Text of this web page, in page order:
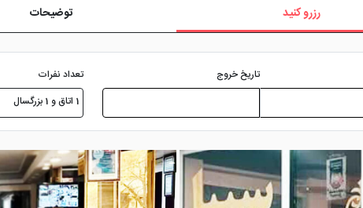
رزرو کنید توضیحات
تاریخ خروج
تعداد نفرات
1 اتاق و 1 بزرگسال